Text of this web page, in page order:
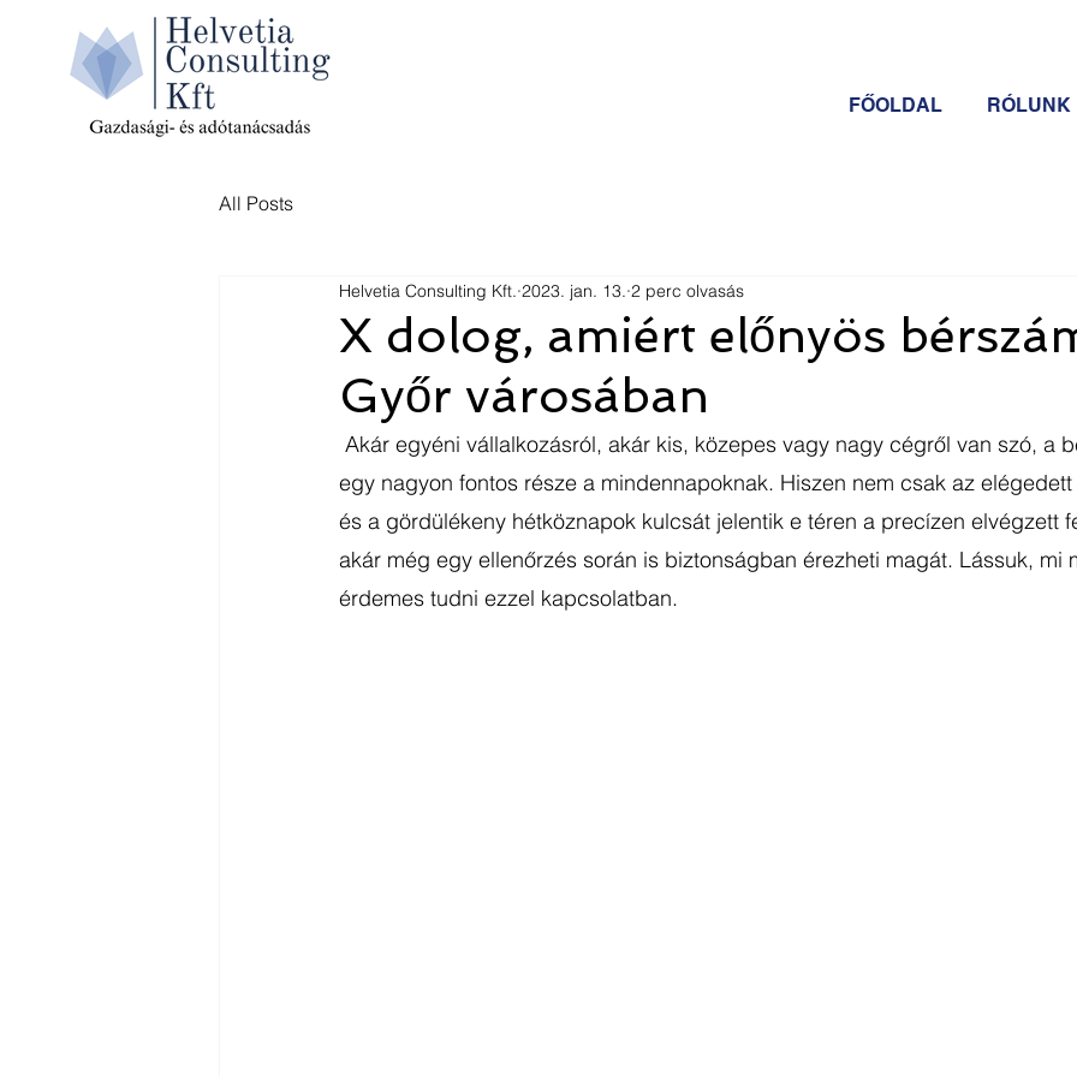
FŐOLDAL RÓLUNK
All Posts
X dolog, amiért előnyös
Győr városában
Helvetia Consulting Kft. 2023. jan. 13. 2 perc olvasás
egy nagyon fontos része a mindennapoknak. Hiszen nem csak az
és a gördülékeny hétköznapok kulcsát jelentik e téren a precízen elvégzett
akár még egy ellenőrzés során is biztonságban érezheti magát. Lássuk, mi
érdemes tudni ezzel kapcsolatban.